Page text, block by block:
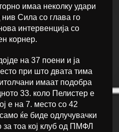
имаа неколку удари
Сила со глава го
интервенција со
корнер.
на 37 поени и ја
при што двата тима
имаат подобра
33. коло Пелистер е
е на 7. место со 42
ќе биде одлучувачки
тоа кој клуб од ПМФЛ